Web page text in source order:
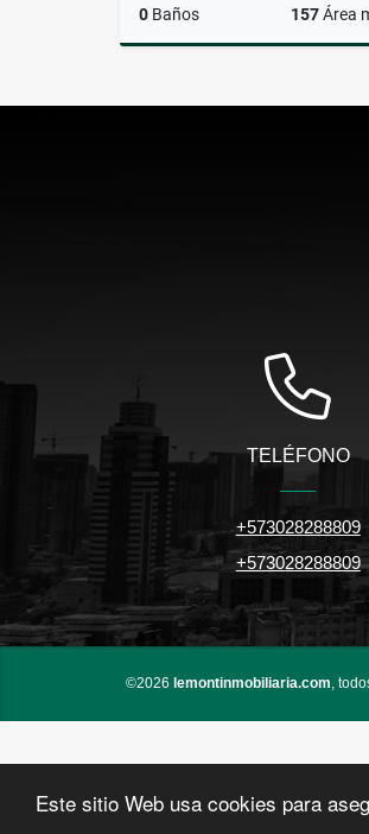
Este sitio Web usa cookies para
0 Baños 157Área
$550.000.000
TELÉFONO
+573028288809
+573028288809
©2026 lemontinmobiliaria.com,